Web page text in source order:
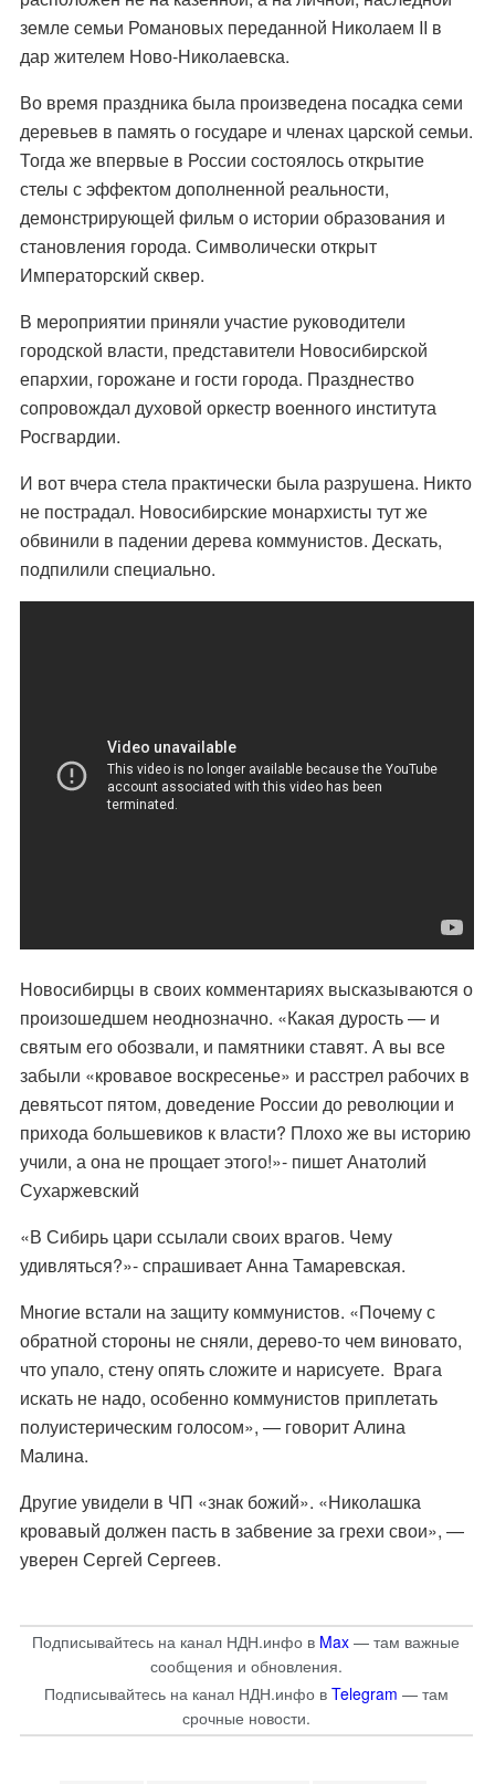
земле семьи Романовых переданной Николаем II в
дар жителем Ново-Николаевска.
Во время праздника была произведена посадка семи
деревьев в память о государе и членах царской семьи.
Тогда же впервые в России состоялось открытие
стелы с эффектом дополненной реальности,
демонстрирующей фильм о истории образования и
становления города. Символически открыт
Императорский сквер.
В мероприятии приняли участие руководители
городской власти, представители Новосибирской
епархии, горожане и гости города. Празднество
сопровождал духовой оркестр военного института
Росгвардии.
И вот вчера стела практически была разрушена. Никто
не пострадал. Новосибирские монархисты тут же
обвинили в падении дерева коммунистов. Дескать,
подпилили специально.
Новосибирцы в своих комментариях высказываются о
произошедшем неоднозначно. «Какая дурость — и
святым его обозвали, и памятники ставят. А вы все
забыли «кровавое воскресенье» и расстрел рабочих в
девятьсот пятом, доведение России до революции и
прихода большевиков к власти? Плохо же вы историю
учили, а она не прощает этого!»- пишет Анатолий
Сухаржевский
«В Сибирь цари ссылали своих врагов. Чему
удивляться?»- спрашивает Анна Тамаревская.
Многие встали на защиту коммунистов. «Почему с
обратной стороны не сняли, дерево-то чем виновато,
что упало, стену опять сложите и нарисуете. Врага
искать не надо, особенно коммунистов приплетать
полуистерическим голосом», — говорит Алина
Малина.
Другие увидели в ЧП «знак божий». «Николашка
кровавый должен пасть в забвение за грехи свои», —
уверен Сергей Сергеев.
Подписывайтесь на канал НДН.инфо в Max — там важные
сообщения и обновления.
Подписывайтесь на канал НДН.инфо в Telegram — там
срочные новости.